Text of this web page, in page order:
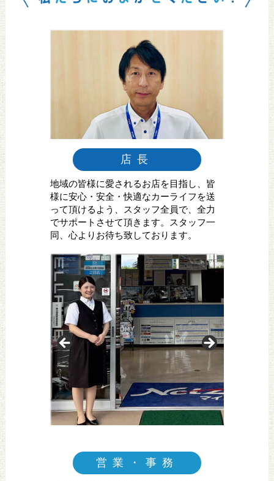
店長
地域の皆様に愛されるお店を目指し、皆
様に安心・安全・快適なカーライフを送
って頂けるよう、スタッフ全員で、全力
でサポートさせて頂きます。スタッフ一
同、心よりお待ち致しております。
営業・事務